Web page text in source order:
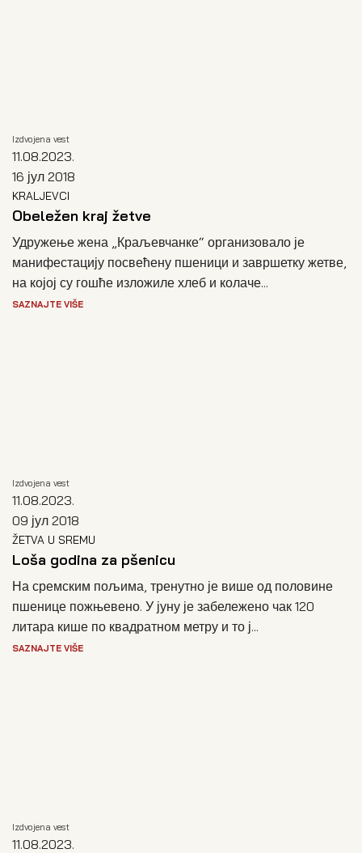
Izdvojena vest
11.08.2023.
16 јул 2018
KRALJEVCI
Obeležen kraj žetve
Удружење жена „Краљевчанке“ организовало је
манифестацију посвећену пшеници и завршетку жетве,
на којој су гошће изложиле хлеб и колаче...
SAZNAJTE VIŠE
Izdvojena vest
11.08.2023.
09 јул 2018
ŽETVA U SREMU
Loša godina za pšenicu
На сремским пољима, тренутно је више од половине
пшенице пожњевено. У јуну је забележено чак 120
литара кише по квадратном метру и то ј...
SAZNAJTE VIŠE
Izdvojena vest
11.08.2023.